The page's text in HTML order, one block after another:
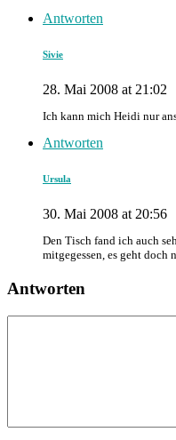
Antworten
Sivie
28. Mai 2008 at 21:02
Ich kann mich Heidi nur
Antworten
Ursula
30. Mai 2008 at 20:56
Den Tisch fand ich auch
mitgegessen, es geht doch
Antworten